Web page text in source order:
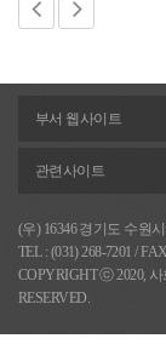
부서 웹사이트
관련사이트
(우) 16346 경기도 수원
TEL : (031) 268-7201/
COPYRIGHT ⓒ 2020,
RESERVED.